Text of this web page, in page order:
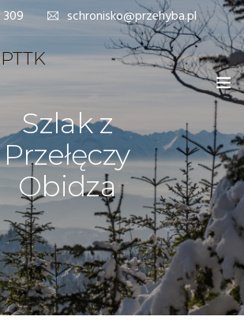
schronisko@przehyba.pl
ONLINE
Szlak z
Przełęczy
Obidza